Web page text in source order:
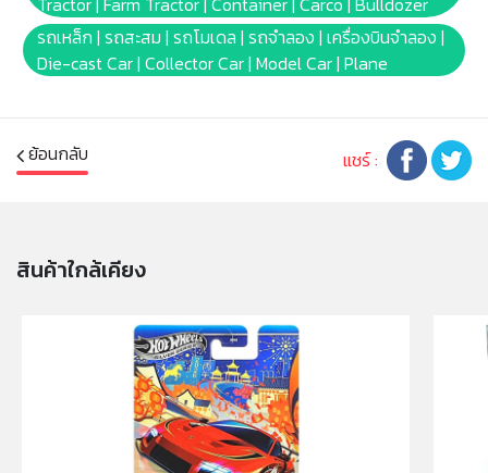
5%
* Product Size: 1:64
* Package size: (D)3.18 x (W)5.72 x (H)3.18CM.
* Barcode: 885561060553
* เหมาะสำหรับ: เด็กอายุ 3ปีขึ้นไป
ของผลิตภัณฑ์ที่แสดงบนเว็บไซต์อาจมีความแตกต่างกันจาก
คำเตือน/ข้อห้าม:
ห้ามแยกชิ้นส่วนออกจากกัน ชิ้นส่วนมีขนาดเล็ก เด็กควรใช้
งานในการดูแลของผู้ปกครอง หรือผู้เชี่ยวชาญ ไม่นำเข้าจมูก
รถเหล็ก | รถสะสม | รถโมเดล | รถจำลอง | เครื่องบินจำลอง |
Die-cast Car | Collector Car | Model Car | Plane
ย้อนกลับ แชร์ :
สินค้าใกล้เคียง